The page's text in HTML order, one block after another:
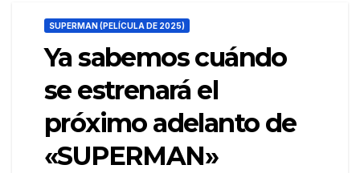
SUPERMAN (PELÍCULA DE 2025)
Ya sabemos cuándo
se estrenará el
próximo adelanto de
«SUPERMAN»